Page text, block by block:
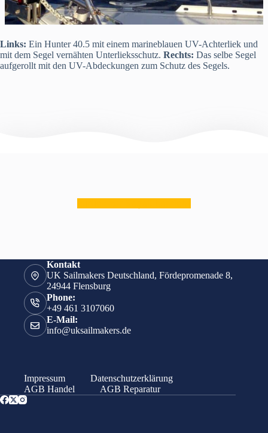
Links: Ein Hunter 40.5 mit einem marineblauen UV-Achterliek und
mit dem Segel vernähten Unterlieksschutz. Rechts: Das selbe Segel
aufgerollt mit den UV-Abdeckungen zum Schutz des Segels.
Kontakt
UK Sailmakers Deutschland, Fördepromenade 8,
24944 Flensburg
Phone:
+49 461 3107060
E-Mail:
info@uksailmakers.de
Impressum
Datenschutzerklärung
AGB Handel
AGB Reparatur